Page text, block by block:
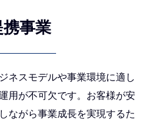
事業
ネスモデルや事業環境に適し
用が不可欠です。お客様が安
ながら事業成長を実現するた